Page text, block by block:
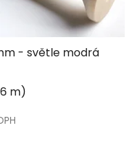
- světle modrá
m)